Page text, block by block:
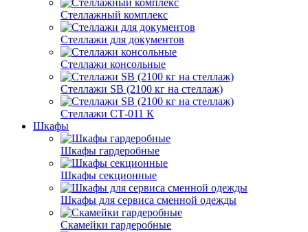
Стеллажный комплекс
Стеллажи для документов
Стеллажи консольные
Стеллажи SB (2100 кг на стеллаж)
Стеллажи СТ-011 К
Шкафы
Шкафы гардеробные
Шкафы секционные
Шкафы для сервиса сменной одежды
Скамейки гардеробные